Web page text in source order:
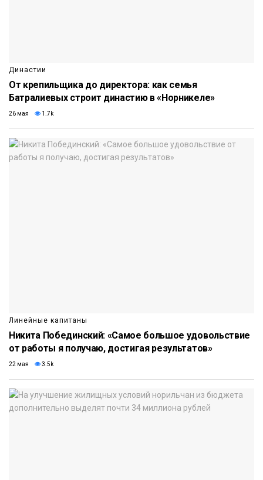
Династии
От крепильщика до директора: как семья
Батралиевых строит династию в «Норникеле»
26 мая 1.7k
Линейные капитаны
Никита Побединский: «Самое большое удовольствие
от работы я получаю, достигая результатов»
22 мая 3.5k